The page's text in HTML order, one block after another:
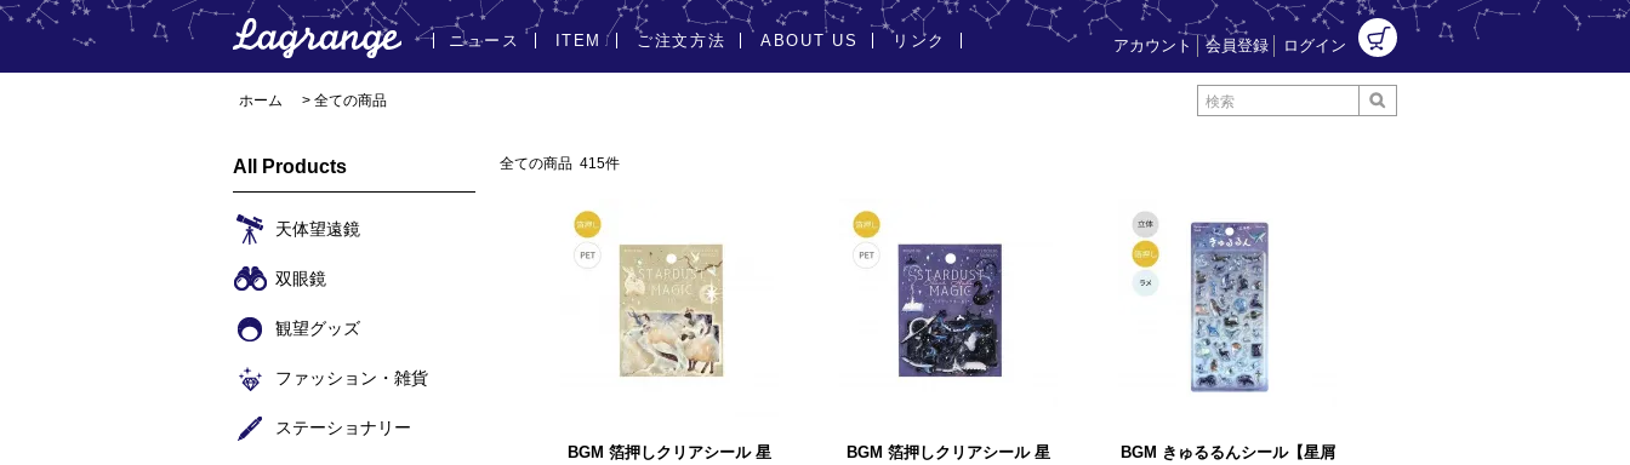
アカウント 会員登録 ログイン
ニュース ITEM ご注文方法 ABOUT US リンク
ホーム > 全ての商品
All Products
天体望遠鏡
双眼鏡
観望グッズ
ファッション・雑貨
ステーショナリー
全ての商品 415件
BGM 箔押しクリアシール 星
BGM 箔押しクリアシール 星
BGM きゅるるんシール【星屑